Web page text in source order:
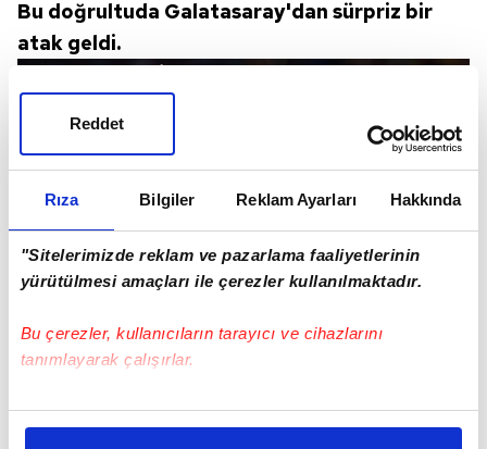
Rıza Bilgiler Reklam Ayarları Hakkında
"Sitelerimizde reklam ve pazarlama faaliyetlerinin
yürütülmesi amaçları ile çerezler kullanılmaktadır.
Bu çerezler, kullanıcıların tarayıcı ve cihazlarını
tanımlayarak çalışırlar.
Bu çerezlere izin vermeniz halinde sizlere özel
Reddet
Bu doğrultuda Galatasaray'dan sürpriz bir
atak geldi.
Sarı kırmızılıların, 21 yaşındaki Belçikalı
yetenek için devreye girdiği öğrenildi. İşte
ayrıntılar...